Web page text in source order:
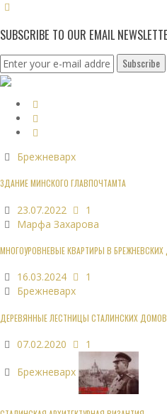
SUBSCRIBE TO OUR EMAIL
Брежневарх
ЗДАНИЕ МИНСКОГО ГЛАВПОЧТАМТА
23.07.2022
1
Марфа Захарова
МНОГОУРОВНЕВЫЕ КВАРТИРЫ В
16.03.2024
1
Брежневарх
ДЕРЕВЯННЫЕ ЛЕСТНИЦЫ СТАЛИНСКИХ ДОМОВ
07.02.2020 1
Брежневарх